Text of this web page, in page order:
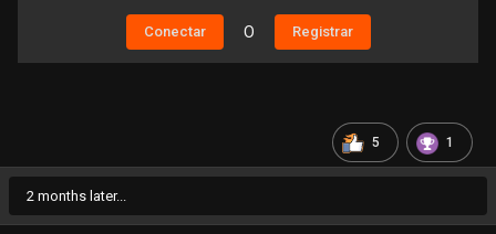
Conectar O Registrar
5 1
2 months later...